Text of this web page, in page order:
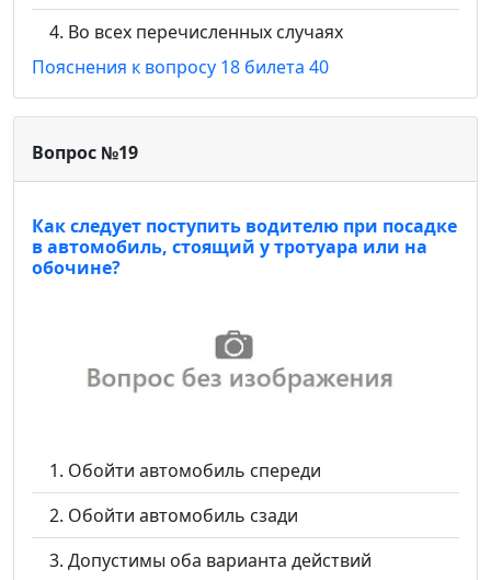
Во всех перечисленных случаях
Пояснения к вопросу 18 билета 40
Вопрос №19
Как следует поступить водителю при посадке
в автомобиль, стоящий у тротуара или на
обочине?
Обойти автомобиль спереди
Обойти автомобиль сзади
Допустимы оба варианта действий